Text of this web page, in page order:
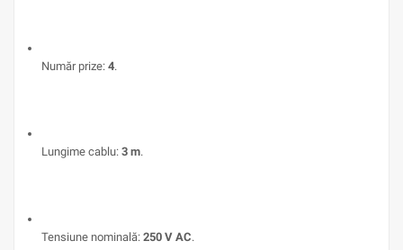
Număr prize: 4.
Lungime cablu: 3 m.
Tensiune nominală: 250 V AC.